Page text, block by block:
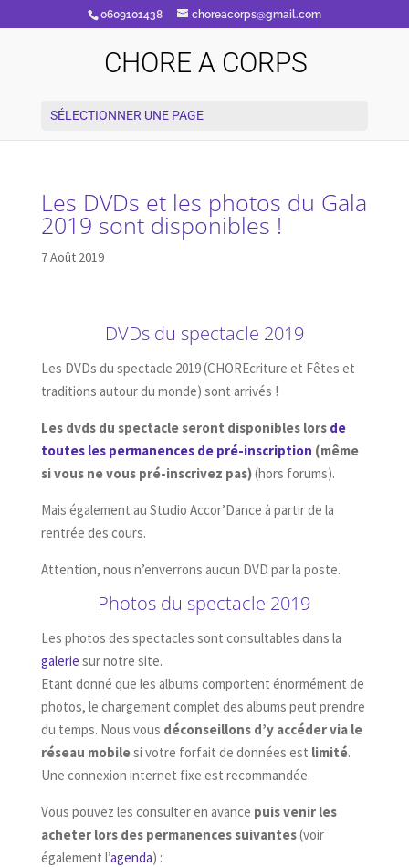
0609101438 choreacorps@gmail.com
CHORE A CORPS
SÉLECTIONNER UNE PAGE
Les DVDs et les photos du Gala
2019 sont disponibles !
7 Août 2019
DVDs du spectacle 2019
Les DVDs du spectacle 2019 (CHOREcriture et Fêtes et
traditions autour du monde) sont arrivés !
Les dvds du spectacle seront disponibles lors de
toutes les permanences de pré-inscription (même
si vous ne vous pré-inscrivez pas)(hors forums).
Mais également au Studio Accor’Dance à partir de la
rentrée des cours.
Attention, nous n’enverrons aucun DVD par la poste.
Photos du spectacle 2019
Les photos des spectacles sont consultables dans la
galerie sur notre site.
Etant donné que les albums comportent énormément de
photos, le chargement complet des albums peut prendre
du temps. Nous vous déconseillons d’y accéder via le
réseau mobilesi votre forfait de données est limité.
Une connexion internet fixe est recommandée.
Vous pouvez les consulter en avance puis venir les
acheter lors des permanences suivantes(voir
également l’agenda) :